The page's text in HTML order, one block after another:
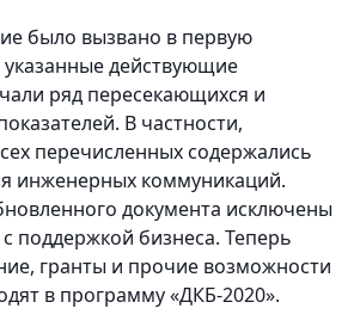
было вызвано в первую
действующие
ряд пересекающихся и
В частности,
перечисленных содержались
инженерных коммуникаций.
документа исключены
поддержкой бизнеса. Теперь
гранты и прочие возможности
в программу «ДКБ-2020».